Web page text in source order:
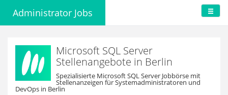
Administrator Jobs
Microsoft SQL Server
Stellenangebote in Berlin
Spezialisierte Microsoft SQL Server Jobbörse mit
Stellenanzeigen für Systemadministratoren und
DevOps in Berlin